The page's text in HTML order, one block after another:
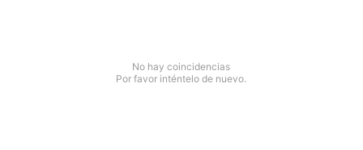
No hay coincidencias
Por favor inténtelo de nuevo.